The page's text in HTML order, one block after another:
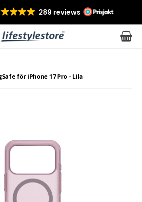
har blivit tillagd i varukorgen
för iPhone 17 Pro - Lila